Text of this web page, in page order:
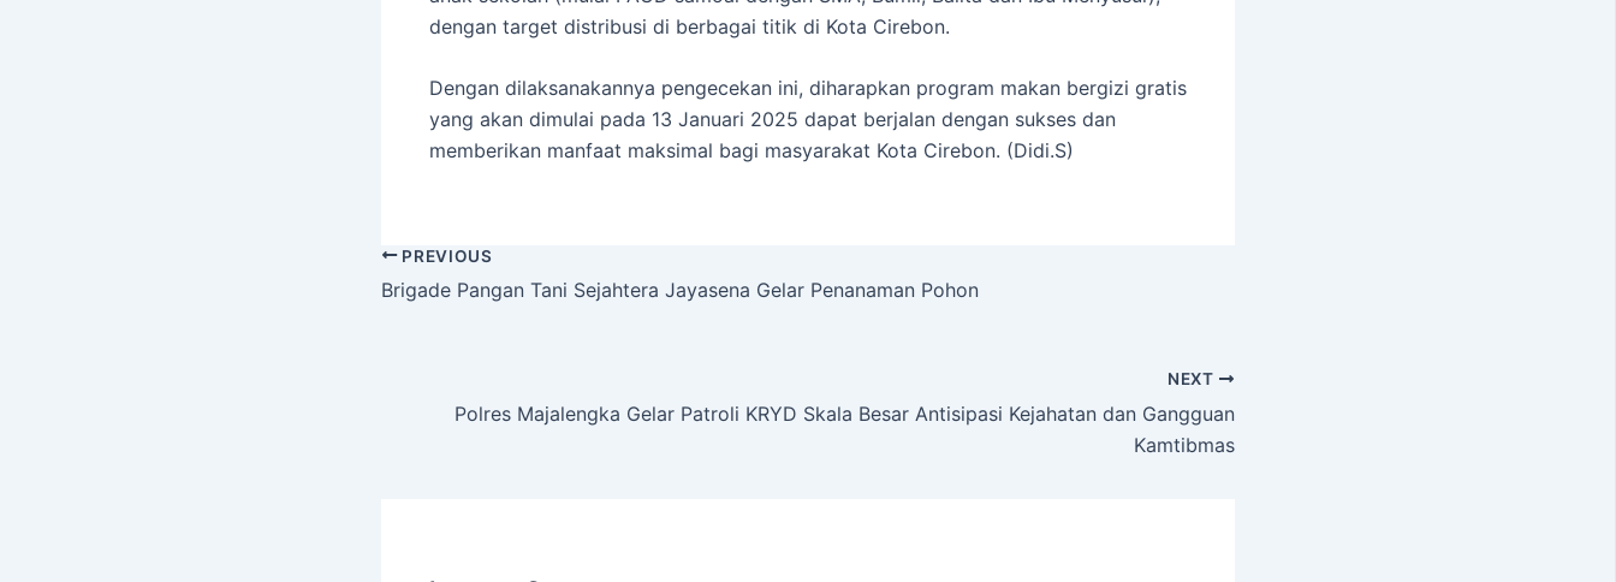
dengan target distribusi di berbagai titik di Kota Cirebon.
Dengan dilaksanakannya pengecekan ini, diharapkan program makan bergizi gratis
yang akan dimulai pada 13 Januari 2025 dapat berjalan dengan sukses dan
memberikan manfaat maksimal bagi masyarakat Kota Cirebon. (Didi.S)
PREVIOUS
Brigade Pangan Tani Sejahtera Jayasena Gelar Penanaman Pohon
NEXT
Polres Majalengka Gelar Patroli KRYD Skala Besar Antisipasi Kejahatan dan Gangguan
Kamtibmas